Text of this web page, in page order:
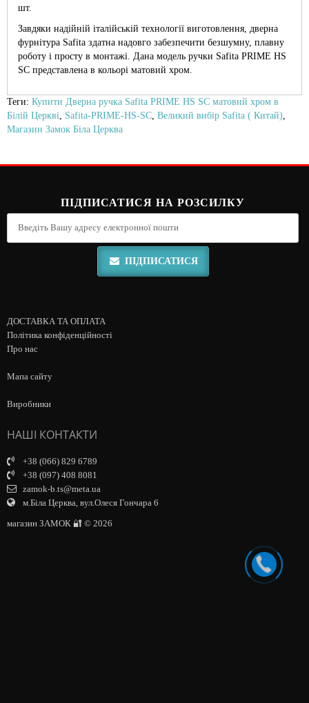
шт.
Завдяки надійній італійській технології виготовлення, дверна
фурнітура Safita здатна надовго забезпечити безшумну, плавну
роботу і просту в монтажі. Дана модель ручки Safita PRIME HS
SC представлена в кольорі матовий хром.
Теги: Купити Дверна ручка Safita PRIME HS SC матовий хром в
Білій Церкві
Safita-PRIME-HS-SC Великий вибір Safita ( Китай)
Магазин Замок Біла Церква
ПІДПИСАТИСЯ НА РОЗСИЛКУ
ПІДПИСАТИСЯ
ДОСТАВКА ТА ОПЛАТА
Політика конфіденційності
Про нас
Мапа сайту
Виробники
НАШІ КОНТАКТИ
+38 (066) 829 6789
+38 (097) 408 8081
zamok-b.ts@meta.ua
м.Біла Церква, вул.Олеся Гончара 6
магазин ЗАМОК 🔐 © 2026